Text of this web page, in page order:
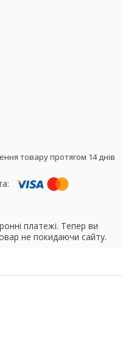
товару протягом 14 днів
платежі. Тепер ви
не покидаючи сайту.